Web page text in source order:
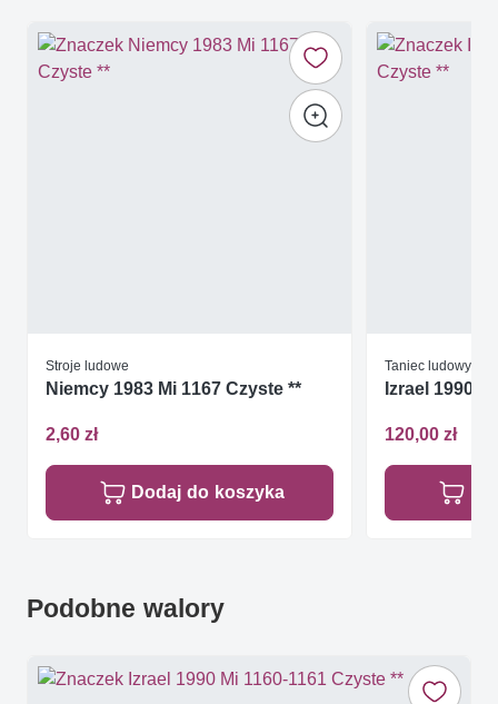
Stroje ludowe
Niemcy 1983 Mi 1167 Czyste **
2,60 zł
Dodaj do koszyka
Taniec ludowy
Izrael 1990
120,00 zł
Podobne walory